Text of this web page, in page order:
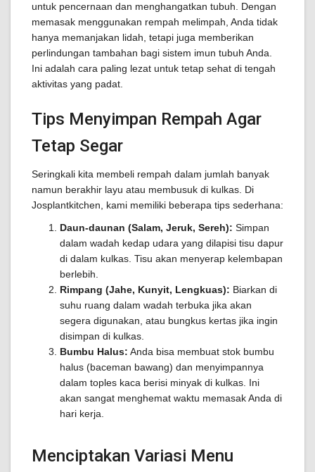
untuk pencernaan dan menghangatkan tubuh. Dengan
memasak menggunakan rempah melimpah, Anda tidak
hanya memanjakan lidah, tetapi juga memberikan
perlindungan tambahan bagi sistem imun tubuh Anda.
Ini adalah cara paling lezat untuk tetap sehat di tengah
aktivitas yang padat.
Tips Menyimpan Rempah Agar
Tetap Segar
Seringkali kita membeli rempah dalam jumlah banyak
namun berakhir layu atau membusuk di kulkas. Di
Josplantkitchen, kami memiliki beberapa tips sederhana:
Daun-daunan (Salam, Jeruk, Sereh): Simpan
dalam wadah kedap udara yang dilapisi tisu dapur
di dalam kulkas. Tisu akan menyerap kelembapan
berlebih.
Rimpang (Jahe, Kunyit, Lengkuas): Biarkan di
suhu ruang dalam wadah terbuka jika akan
segera digunakan, atau bungkus kertas jika ingin
disimpan di kulkas.
Bumbu Halus: Anda bisa membuat stok bumbu
halus (baceman bawang) dan menyimpannya
dalam toples kaca berisi minyak di kulkas. Ini
akan sangat menghemat waktu memasak Anda di
hari kerja.
Menciptakan Variasi Menu